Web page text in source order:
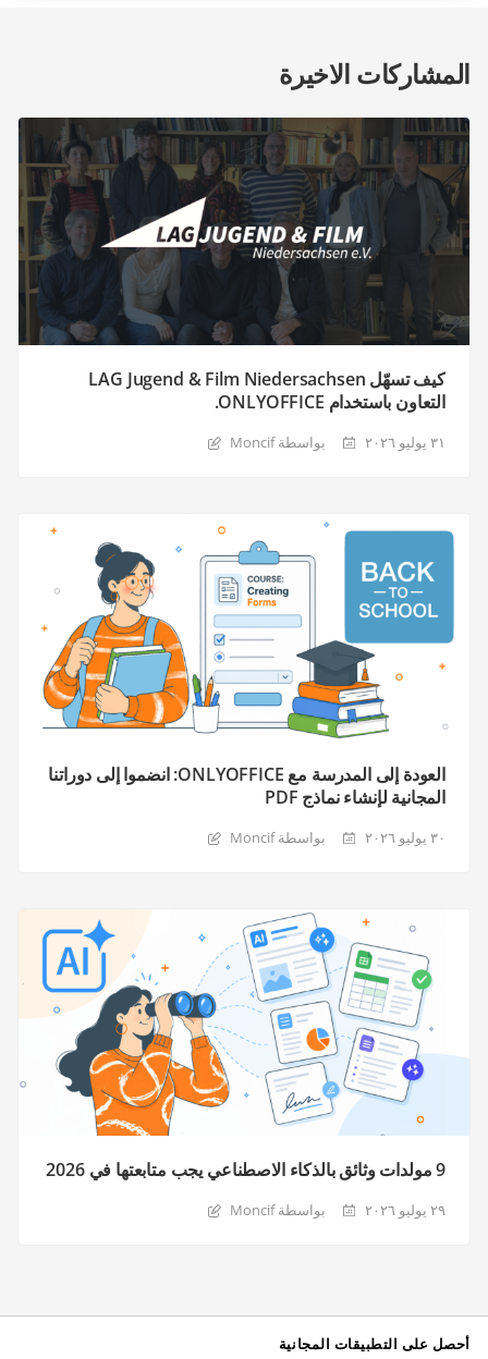
المشاركات الاخيرة
كيف تسهّل LAG Jugend & Film Niedersachsen
التعاون باستخدام ONLYOFFICE.
٣١ يوليو ٢٠٢٦ بواسطة Moncif
العودة إلى المدرسة مع ONLYOFFICE: انضموا إلى دوراتنا
المجانية لإنشاء نماذج PDF
٣٠ يوليو ٢٠٢٦ بواسطة Moncif
9 مولدات وثائق بالذكاء الاصطناعي يجب متابعتها في 2026
٢٩ يوليو ٢٠٢٦ بواسطة Moncif
أحصل على التطبيقات المجانية